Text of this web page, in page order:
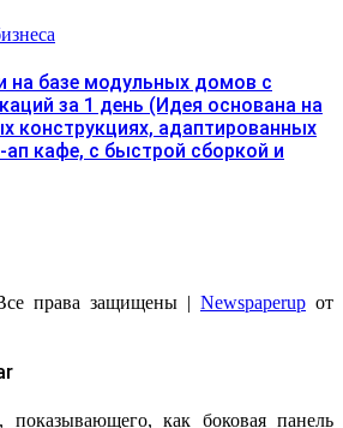
на базе модульных домов с
за 1 день (Идея основана на
конструкциях, адаптированных
кафе, с быстрой сборкой и
права защищены | Newspaperup от
как боковая панель